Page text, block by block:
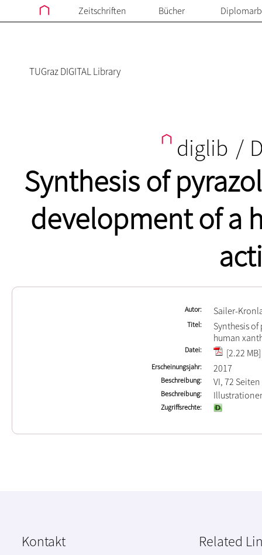
Zeitschriften Bücher
TUGraz DIGITAL Library
diglib /
Synthesis of
development of a
Autor Sailer-
Titel
Synthesis
human
Datei [2.22 MB]
Erscheinungsjahr 2017
Beschreibung VI, 72 Seiten
Beschreibung
Zugriffsrechte
Kontakt Related